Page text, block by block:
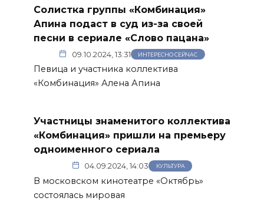
Солистка группы «Комбинация»
Апина подаст в суд из-за своей
песни в сериале «Слово пацана»
09.10.2024, 13:31 ИНТЕРЕСНО СЕЙЧАС
Певица и участника коллектива
«Комбинация» Алена Апина
Участницы знаменитого коллектива
«Комбинация» пришли на премьеру
одноименного сериала
04.09.2024, 14:03 КУЛЬТУРА
В московском кинотеатре «Октябрь»
состоялась мировая